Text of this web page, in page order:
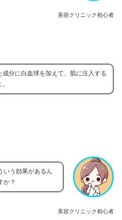
美容クリニック初心者
成分に白血球を加えて、肌に注入する
美容クリニック初心者
いう効果があるん
か？